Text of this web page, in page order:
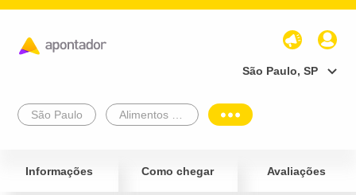
São Paulo, SP
São Paulo
Informações Como chegar Avaliações